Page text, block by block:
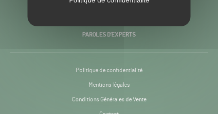
PAROLES D’EXPERTS
Politique de confidentialité
Mentions légales
Conditions Générales de Vente